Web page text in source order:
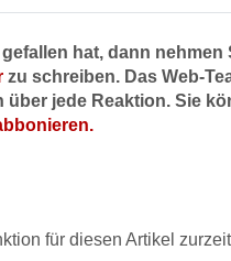
hat, dann nehmen
zu schreiben. Das Web-
über jede Reaktion. Sie
für diesen Artikel